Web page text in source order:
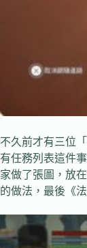
不久前才有三位
有任務列表這件
家做了張圖，放
的做法，最後《